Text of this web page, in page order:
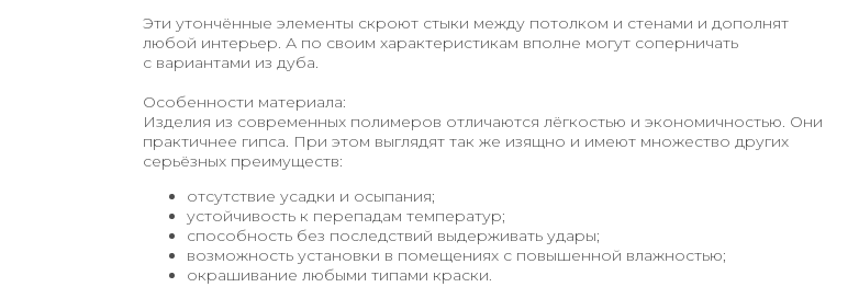
Эти утончённые элементы скроют стыки между потолком и стенами и дополнят
любой интерьер. А по своим характеристикам вполне могут соперничать
с вариантами из дуба.
Особенности материала:
Изделия из современных полимеров отличаются лёгкостью и экономичностью. Они
практичнее гипса. При этом выглядят так же изящно и имеют множество других
серьёзных преимуществ:
отсутствие усадки и осыпания;
устойчивость к перепадам температур;
способность без последствий выдерживать удары;
возможность установки в помещениях с повышенной влажностью;
окрашивание любыми типами краски.